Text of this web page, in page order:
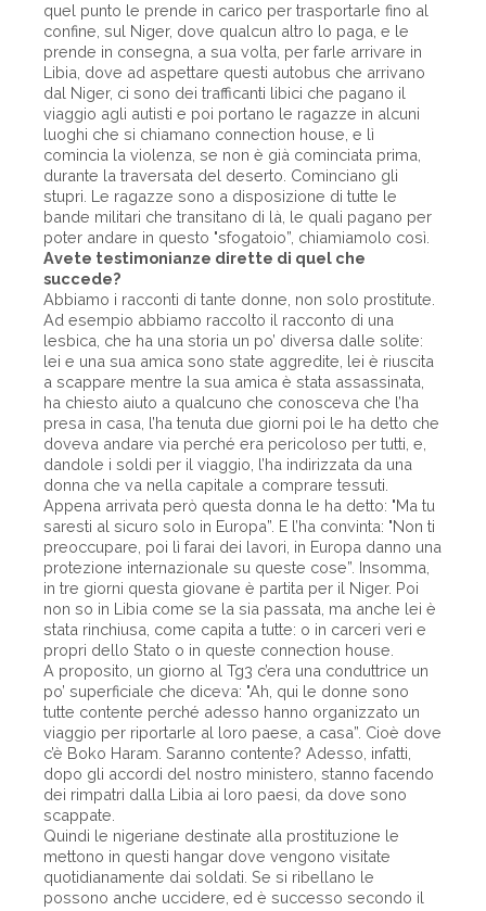
quel punto le prende in carico per trasportarle fino al
confine, sul Niger, dove qualcun altro lo paga, e le
prende in consegna, a sua volta, per farle arrivare in
Libia, dove ad aspettare questi autobus che arrivano
dal Niger, ci sono dei trafficanti libici che pagano il
viaggio agli autisti e poi portano le ragazze in alcuni
luoghi che si chiamano connection house, e lì
comincia la violenza, se non è già cominciata prima,
durante la traversata del deserto. Cominciano gli
stupri. Le ragazze sono a disposizione di tutte le
bande militari che transitano di là, le quali pagano per
poter andare in questo "sfogatoio”, chiamiamolo così.
Avete testimonianze dirette di quel che
succede?
Abbiamo i racconti di tante donne, non solo prostitute.
Ad esempio abbiamo raccolto il racconto di una
lesbica, che ha una storia un po’ diversa dalle solite:
lei e una sua amica sono state aggredite, lei è riuscita
a scappare mentre la sua amica è stata assassinata,
ha chiesto aiuto a qualcuno che conosceva che l’ha
presa in casa, l’ha tenuta due giorni poi le ha detto che
doveva andare via perché era pericoloso per tutti, e,
dandole i soldi per il viaggio, l’ha indirizzata da una
donna che va nella capitale a comprare tessuti.
Appena arrivata però questa donna le ha detto: "Ma tu
saresti al sicuro solo in Europa”. E l’ha convinta: "Non ti
preoccupare, poi lì farai dei lavori, in Europa danno una
protezione internazionale su queste cose”. Insomma,
in tre giorni questa giovane è partita per il Niger. Poi
non so in Libia come se la sia passata, ma anche lei è
stata rinchiusa, come capita a tutte: o in carceri veri e
propri dello Stato o in queste connection house.
A proposito, un giorno al Tg3 c’era una conduttrice un
po’ superficiale che diceva: "Ah, qui le donne sono
tutte contente perché adesso hanno organizzato un
viaggio per riportarle al loro paese, a casa”. Cioè dove
c’è Boko Haram. Saranno contente? Adesso, infatti,
dopo gli accordi del nostro ministero, stanno facendo
dei rimpatri dalla Libia ai loro paesi, da dove sono
scappate.
Quindi le nigeriane destinate alla prostituzione le
mettono in questi hangar dove vengono visitate
quotidianamente dai soldati. Se si ribellano le
possono anche uccidere, ed è successo secondo il